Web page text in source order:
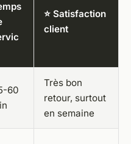
⭐ Satisfaction
client
60
Très bon
retour, surtout
en semaine